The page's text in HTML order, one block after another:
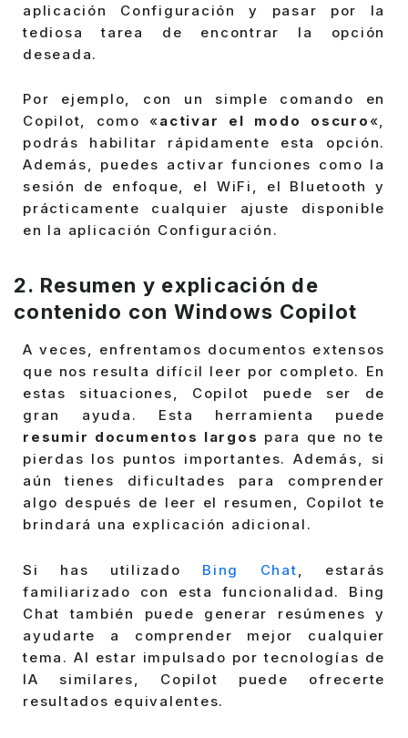
aplicación Configuración y pasar por la
tediosa tarea de encontrar la opción
deseada.
Por ejemplo, con un simple comando en
Copilot, como «activar el modo oscuro «,
podrás habilitar rápidamente esta opción.
Además, puedes activar funciones como la
sesión de enfoque, el WiFi, el Bluetooth y
prácticamente cualquier ajuste disponible
en la aplicación Configuración.
2. Resumen y explicación de
contenido con Windows Copilot
A veces, enfrentamos documentos extensos
que nos resulta difícil leer por completo. En
estas situaciones, Copilot puede ser de
gran ayuda. Esta herramienta puede
resumir documentos largos para que no te
pierdas los puntos importantes. Además, si
aún tienes dificultades para comprender
algo después de leer el resumen, Copilot te
brindará una explicación adicional.
Si has utilizado Bing Chat , estarás
familiarizado con esta funcionalidad. Bing
Chat también puede generar resúmenes y
ayudarte a comprender mejor cualquier
tema. Al estar impulsado por tecnologías de
IA similares, Copilot puede ofrecerte
resultados equivalentes.